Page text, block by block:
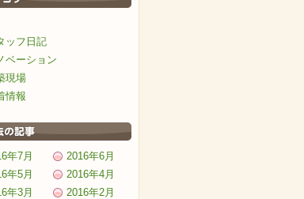
ッフ日記
ベーション
現場
情報
年7月
2016年6月
年5月
2016年4月
年3月
2016年2月